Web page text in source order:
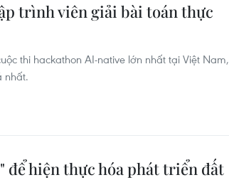
trình viên giải bài toán thực
thi hackathon AI-native lớn nhất tại Việt Nam,
nhất.
để hiện thực hóa phát triển đất